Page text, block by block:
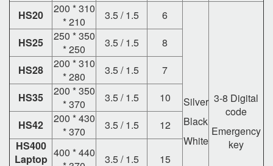
HS20
200 * 310
* 210
3.5 / 1.5 6
Silver
Black
White
3-8 Digital
code
Emergency
key
HS25
250 * 350
* 250
3.5 / 1.5
8
HS28
200 * 310
* 280
3.5 / 1.5
7
HS35
200 * 350
* 370
3.5 / 1.5
10
HS42
200 * 430
* 370
3.5 / 1.5
12
HS400
Laptop 400 * 440
3.5 / 1.5 15